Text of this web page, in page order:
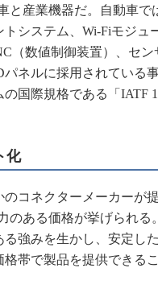
と産業機器だ。自動車で
システム、Wi-Fiモジュ
（数値制御装置）、セ
ネルに採用されている
国際規格である「IATF
化
コネクターメーカーが提
のある価格が挙げられる
強みを生かし、安定し
帯で製品を提供できる